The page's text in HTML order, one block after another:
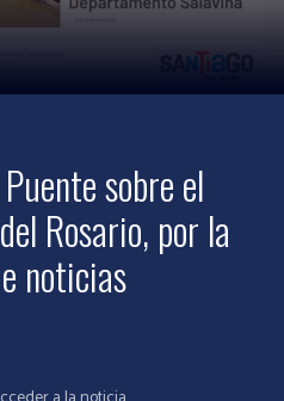
sobre el
Rosario, por la
noticias